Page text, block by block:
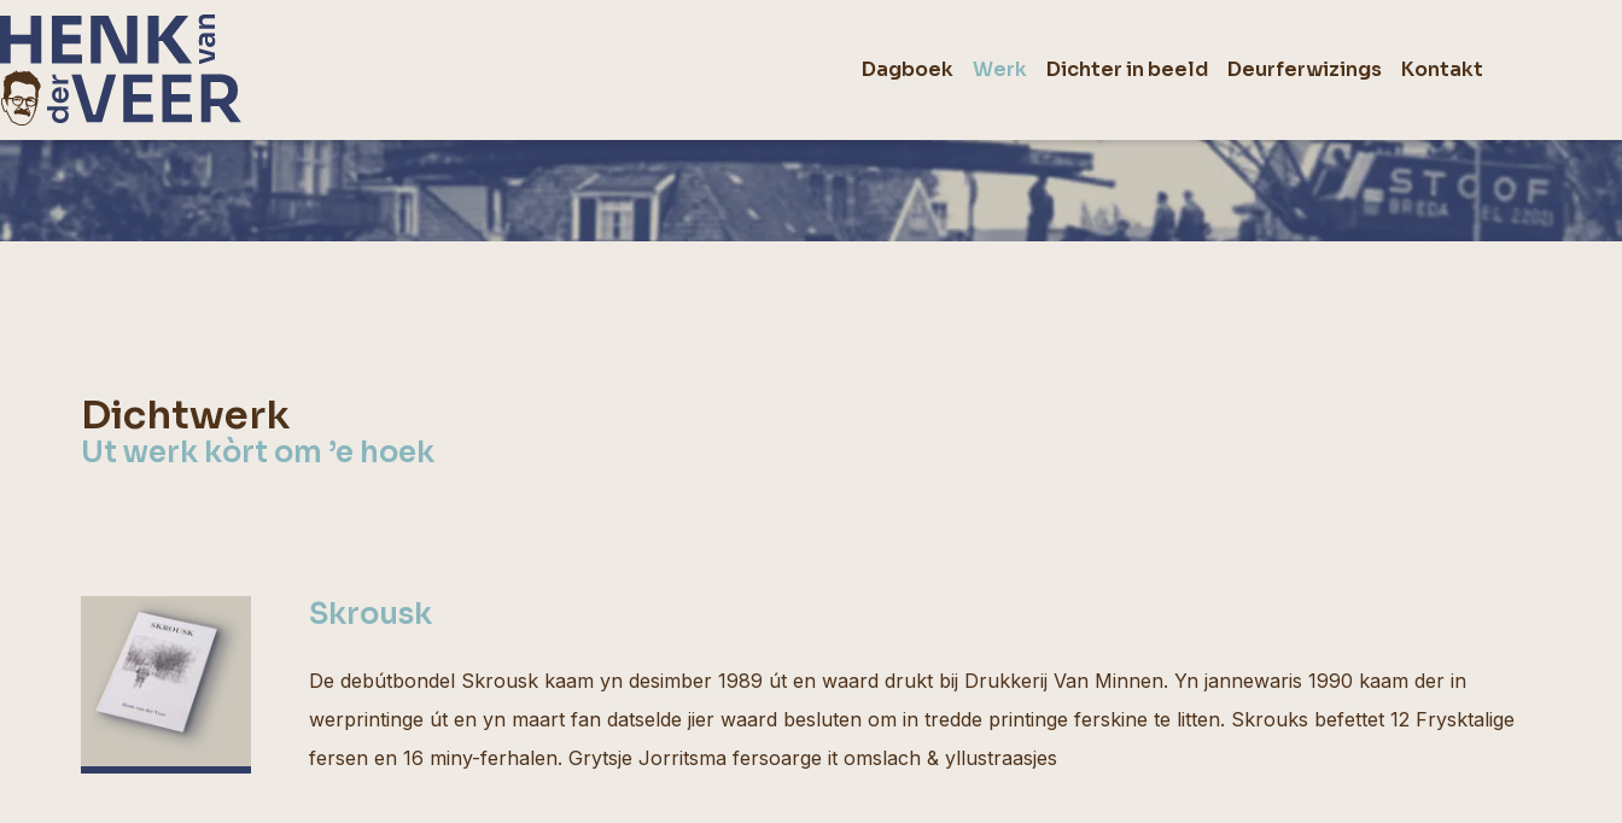
Dagboek Werk Dichter in beeld Deurferwizings Kontakt
Dichtwerk
Ut werk kòrt om ’e hoek
Skrousk
De debútbondel Skrousk kaam yn desimber 1989 út en waard drukt bij Drukkerij Van Minnen. Yn jannewaris 1990 kaam der in
werprintinge út en yn maart fan datselde jier waard besluten om in tredde printinge ferskine te litten. Skrouks befettet 12 Frysktalige
fersen en 16 miny-ferhalen. Grytsje Jorritsma fersoarge it omslach & yllustraasjes